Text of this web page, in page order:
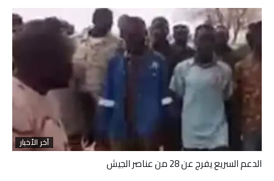
آخر الأخبار
الدعم السريع يفرج عن 28 من عناصر الجيش